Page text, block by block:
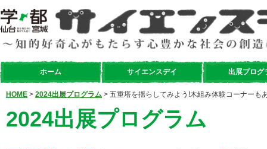
ホーム サイエンスデイ 出展プログ
HOME > 2024出展プログラム > 五重塔を揺らしてみよう!木組み体験コーナーも
2024出展プログラム